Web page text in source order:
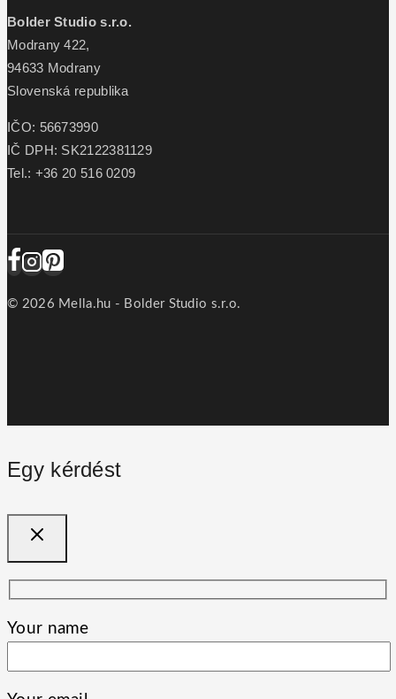
Bolder Studio s.r.o.
Modrany 422,
94633 Modrany
Slovenská republika
IČO: 56673990
IČ DPH: SK2122381129
Tel.: +36 20 516 0209
© 2026 Mella.hu - Bolder Studio s.r.o.
Egy kérdést
Your name